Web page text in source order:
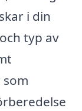
i din
typ av